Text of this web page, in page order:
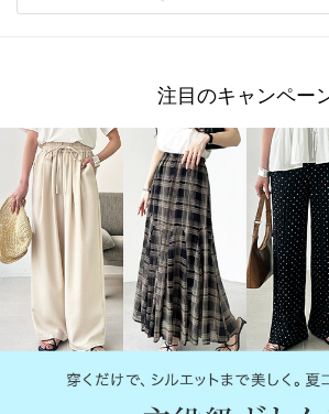
注目のキャンペー